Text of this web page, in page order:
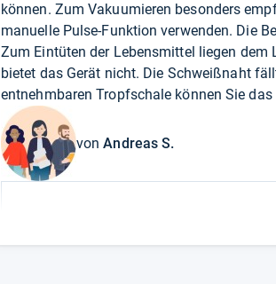
können. Zum Vakuumieren besonders
manuelle Pulse-Funktion verwenden. Die
Zum Eintüten der Lebensmittel liegen
bietet das Gerät nicht. Die Schweißnaht
entnehmbaren Tropfschale können Sie
vonAndreas S.